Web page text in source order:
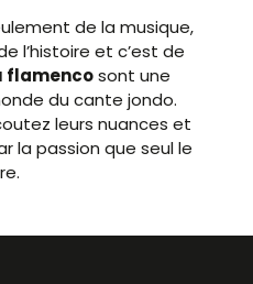
de la musique,
l’histoire et c’est de
flamencosont une
du cante jondo.
leurs nuances et
la passion que seul le